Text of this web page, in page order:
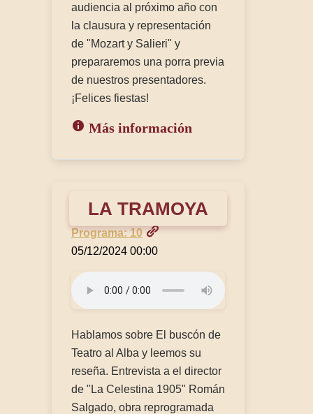
audiencia al próximo año con
la clausura y representación
de "Mozart y Salieri" y
prepararemos una porra previa
de nuestros presentadores.
¡Felices fiestas!
Más información
LA TRAMOYA
Programa: 10
05/12/2024 00:00
Hablamos sobre El buscón de
Teatro al Alba y leemos su
reseña. Entrevista a el director
de "La Celestina 1905" Román
Salgado, obra reprogramada